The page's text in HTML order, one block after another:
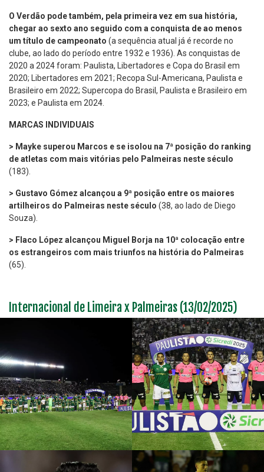
O Verdão pode também, pela primeira vez em sua história,
chegar ao sexto ano seguido com a conquista de ao menos
um título de campeonato (a sequência atual já é recorde no
clube, ao lado do período entre 1932 e 1936). As conquistas de
2020 a 2024 foram: Paulista, Libertadores e Copa do Brasil em
2020; Libertadores em 2021; Recopa Sul-Americana, Paulista e
Brasileiro em 2022; Supercopa do Brasil, Paulista e Brasileiro em
2023; e Paulista em 2024.
MARCAS INDIVIDUAIS
> Mayke superou Marcos e se isolou na 7ª posição do ranking
de atletas com mais vitórias pelo Palmeiras neste século
(183).
> Gustavo Gómez alcançou a 9ª posição entre os maiores
artilheiros do Palmeiras neste século (38, ao lado de Diego
Souza).
> Flaco López alcançou Miguel Borja na 10ª colocação entre
os estrangeiros com mais triunfos na história do Palmeiras
(65).
Internacional de Limeira x Palmeiras (13/02/2025)